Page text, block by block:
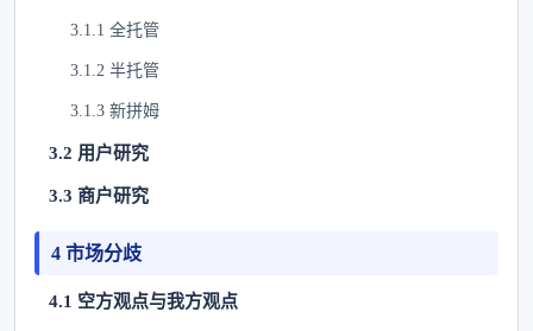
3.1.1 全托管
3.1.2 半托管
3.1.3 新拼姆
3.2 用户研究
3.3 商户研究
4 市场分歧
4.1 空方观点与我方观点